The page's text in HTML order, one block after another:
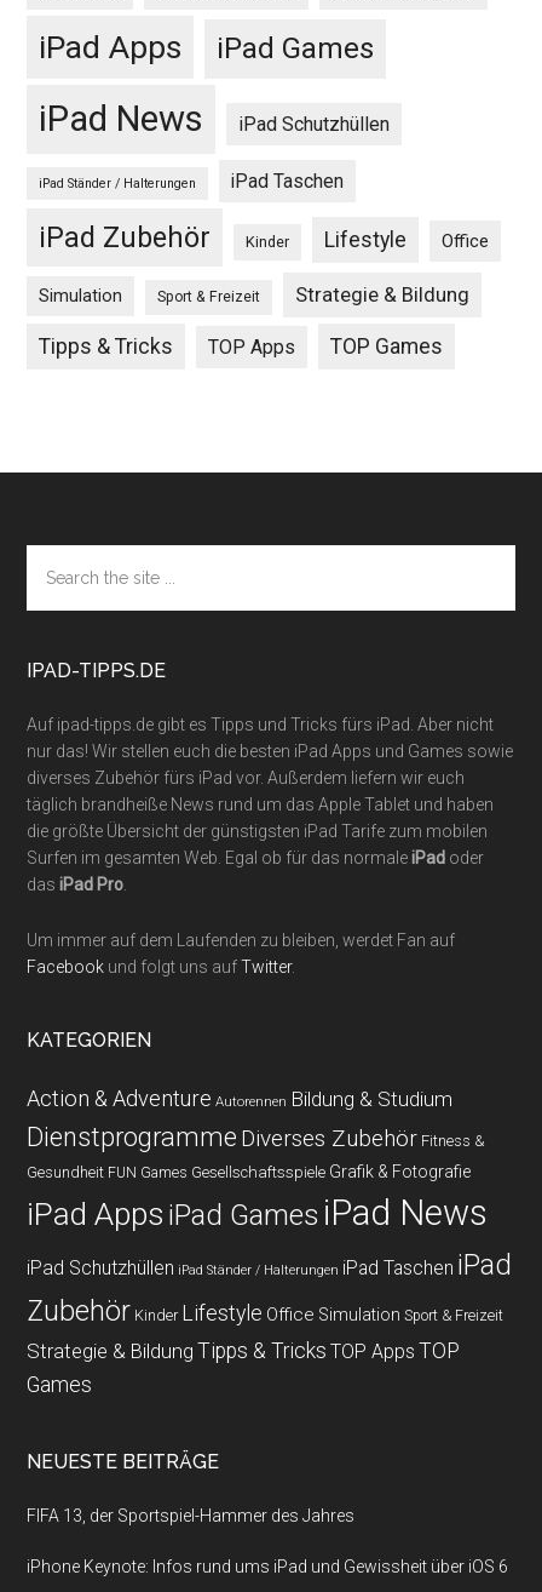
iPad Apps iPad Games
iPad News iPad Schutzhüllen
iPad Ständer / Halterungen iPad Taschen
iPad Zubehör Kinder Lifestyle Office
Simulation Sport & Freizeit Strategie & Bildung
Tipps & Tricks TOP Apps TOP Games
Footer
the
site
IPAD-TIPPS.DE
Auf ipad-tipps.de gibt es Tipps und Tricks fürs iPad. Aber nicht
nur das! Wir stellen euch die besten iPad Apps und Games sowie
diverses Zubehör fürs iPad vor. Außerdem liefern wir euch
täglich brandheiße News rund um das Apple Tablet und haben
die größte Übersicht der günstigsten iPad Tarife zum mobilen
Surfen im gesamten Web. Egal ob für das normaleiPad oder
dasiPad Pro
Um immer auf dem Laufenden zu bleiben, werdet Fan auf
Facebook und folgt uns aufTwitter.
KATEGORIEN
Action & Adventure Autorennen Bildung & Studium
Dienstprogramme Diverses Zubehör Fitness &
Gesundheit FUN Games Gesellschaftsspiele Grafik & Fotografie
iPad Apps iPad Games iPad News
iPad Schutzhüllen iPad Ständer / Halterungen iPad Taschen iPad
Zubehör Kinder Lifestyle Office Simulation Sport & Freizeit
Strategie & Bildung Tipps & Tricks TOP Apps TOP
Games
NEUESTE BEITRÄGE
FIFA 13, der Sportspiel-Hammer des Jahres
iPhone Keynote: Infos rund ums iPad und Gewissheit über iOS 6